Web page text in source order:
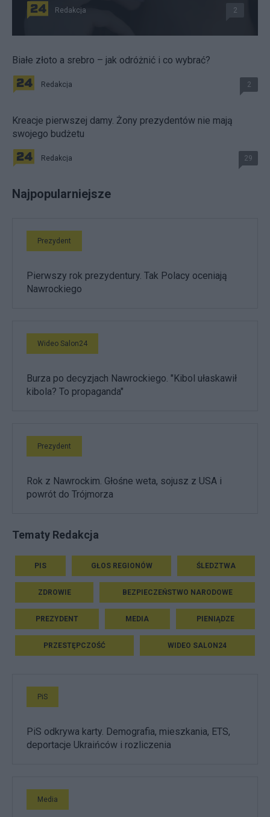
Redakcja 2
Białe złoto a srebro – jak odróżnić i co wybrać?
Redakcja 2
Kreacje pierwszej damy. Żony prezydentów nie mają
swojego budżetu
Redakcja 29
Najpopularniejsze
Prezydent
Pierwszy rok prezydentury. Tak Polacy oceniają
Nawrockiego
Wideo Salon24
Burza po decyzjach Nawrockiego. "Kibol ułaskawił
kibola? To propaganda"
Prezydent
Rok z Nawrockim. Głośne weta, sojusz z USA i
powrót do Trójmorza
Tematy Redakcja
PIS GŁOS REGIONÓW ŚLEDZTWA
ZDROWIE BEZPIECZEŃSTWO NARODOWE
PREZYDENT MEDIA PIENIĄDZE
PRZESTĘPCZOŚĆ WIDEO SALON24
PiS
PiS odkrywa karty. Demografia, mieszkania, ETS,
deportacje Ukraińców i rozliczenia
Media